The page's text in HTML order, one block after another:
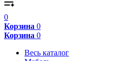
0
Корзина 0
Корзина 0
Весь каталог